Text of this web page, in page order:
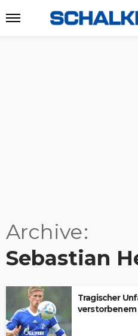
Archive
Sebastian
Tragischer
verstorbenem